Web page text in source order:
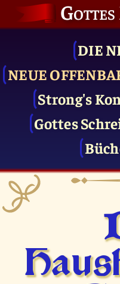
Gottes
DIE
NEUE
Strong's
Gottes